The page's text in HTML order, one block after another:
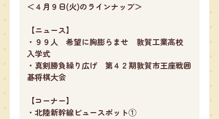
＜４月９日(火)のラインナップ＞
【ニュース】
・９９人 希望に胸膨らませ 敦賀工業高校
入学式
・真剣勝負繰り広げ 第４２期敦賀市王座戦囲
碁将棋大会
【コーナー】
・北陸新幹線ビュースポット①